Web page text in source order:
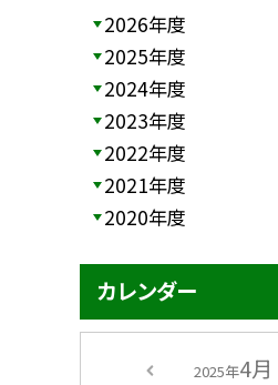
2026年度
2025年度
2024年度
2023年度
2022年度
2021年度
2020年度
カレンダー
2025年4月